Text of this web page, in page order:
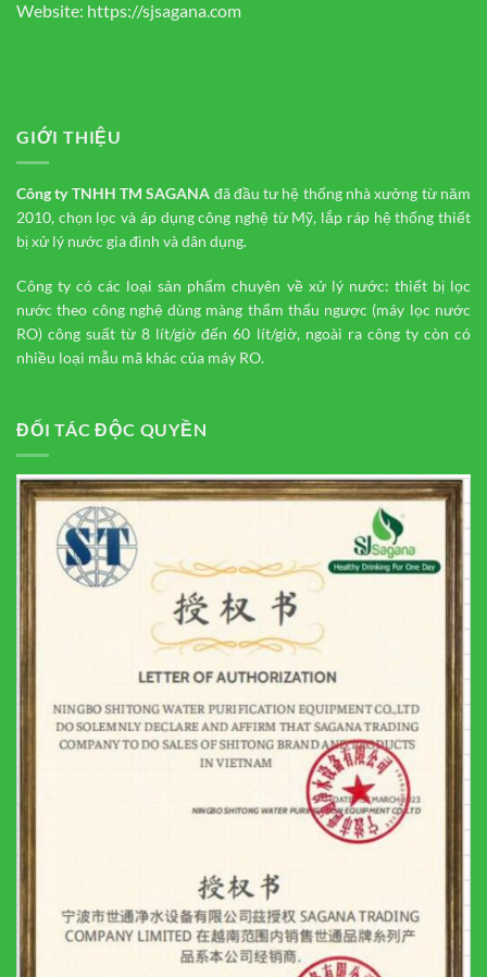
Website: https://sjsagana.com
GIỚI THIỆU
Công ty TNHH TMSAGANA đã đầu tư hệ thống nhà xưởng từ năm
2010, chọn lọc và áp dụng công nghệ từ Mỹ, lắp ráp hệ thống thiết
bị xử lý nước gia đình và dân dụng.
Công ty có các loại sản phẩm chuyên về xử lý nước: thiết bị lọc
nước theo công nghệ dùng màng thẩm thấu ngược (máy lọc nước
RO) công suất từ 8 lít/giờ đến 60 lít/giờ, ngoài ra công ty còn có
nhiều loại mẫu mã khác của máy RO.
ĐỐI TÁC ĐỘC QUYỀN